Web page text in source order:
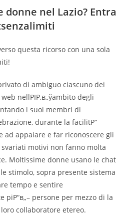
donne nel Lazio? Entra
questa ricorso con una sola
di ambiguo ciascuno dei
nellРІР‚в„ўambito degli
i suoi membri di
durante la facilitР“
ad appaiare e far riconoscere gli
motivi non fanno molta
Moltissime donne usano le chat
stimolo, sopra presente sistema
tempo e sentire
piР“в„– persone per mezzo di la
collaboratore etereo.